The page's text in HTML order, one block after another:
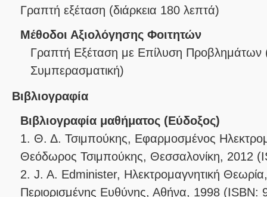
Γραπτή εξέταση (διάρκεια 180 λεπτά)
Μέθοδοι Αξιολόγησης Φοιτητών
Γραπτή Εξέταση με Επίλυση Προβλημάτων
Συμπερασματική)
Βιβλιογραφία
Βιβλιογραφία μαθήματος (Εύδοξος)
1. Θ. Δ. Τσιμπούκης, Εφαρμοσμένος
2. J. A. Edminister, Ηλεκτρομαγνητική Θεωρία